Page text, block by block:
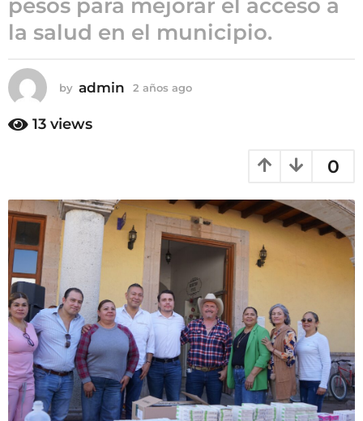
a
ñ
s
a
g
o
pesos para mejorar el acceso a
la salud en el municipio.
by admin 2 años ago
13 views
0